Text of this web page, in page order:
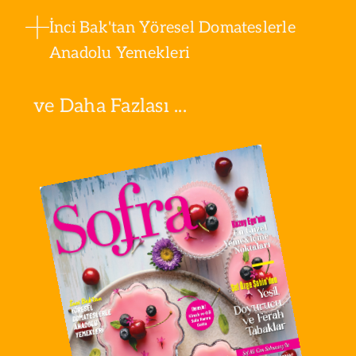
İnci Bak'tan Yöresel Domateslerle
Anadolu Yemekleri
ve Daha Fazlası ...